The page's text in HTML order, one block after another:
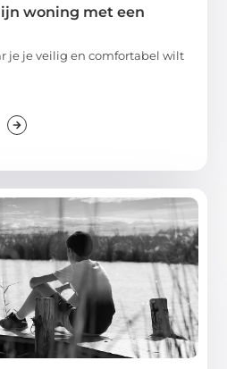
woning met een
je je veilig en comfortabel wilt